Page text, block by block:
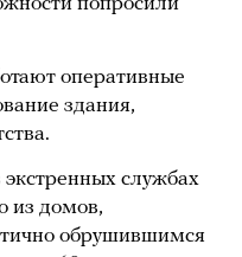
оперативные
здания,
службах
из домов,
обрушившимся